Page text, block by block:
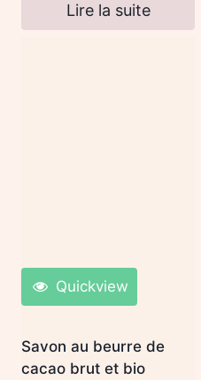
Lire la suite
Quickview
Savon au beurre de
cacao brut et bio